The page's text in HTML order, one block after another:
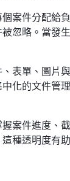
案件分配給
忽略。當發
表單、圖片
化的文件管
案件進度、
種透明度有